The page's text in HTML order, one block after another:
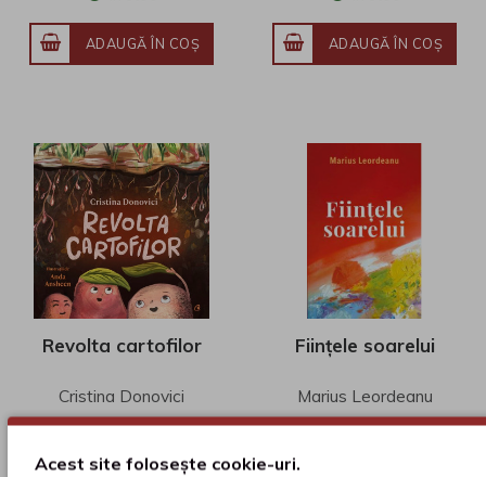
ADAUGĂ ÎN COŞ ADAUGĂ ÎN COŞ
Revolta cartofilor
Cristina Donovici
6890lei
Ființele soarelui
Marius Leordeanu
Acest site folosește cookie-uri.